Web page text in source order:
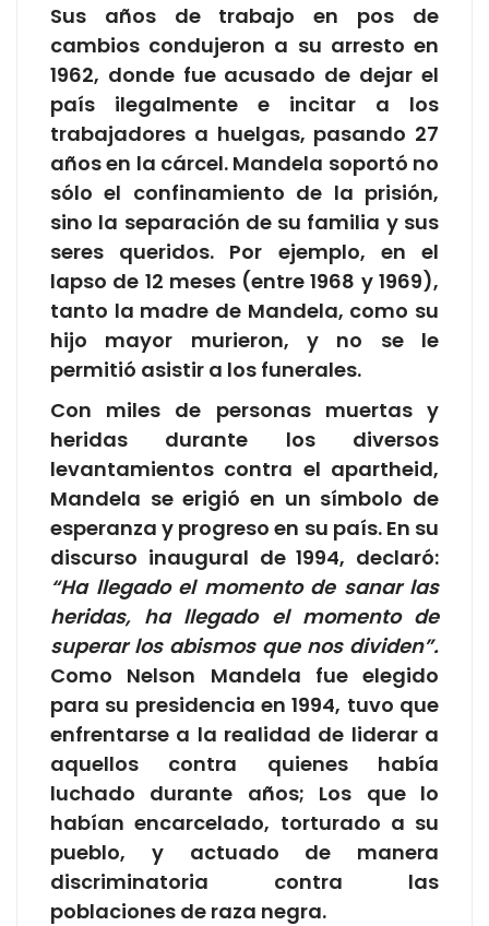
Sus años de trabajo en pos de
cambios condujeron a su arresto en
1962, donde fue acusado de dejar el
país ilegalmente e incitar a los
trabajadores a huelgas, pasando 27
años en la cárcel. Mandela soportó no
sólo el confinamiento de la prisión,
sino la separación de su familia y sus
seres queridos. Por ejemplo, en el
lapso de 12 meses (entre 1968 y 1969),
tanto la madre de Mandela, como su
hijo mayor murieron, y no se le
permitió asistir a los funerales.
Con miles de personas muertas y
heridas durante los diversos
levantamientos contra el apartheid,
Mandela se erigió en un símbolo de
esperanza y progreso en su país. En su
discurso inaugural de 1994, declaró:
“Ha llegado el momento de sanar las
heridas, ha llegado el momento de
superar los abismos que nos dividen”.
Como Nelson Mandela fue elegido
para su presidencia en 1994, tuvo que
enfrentarse a la realidad de liderar a
aquellos contra quienes había
luchado durante años; Los que lo
habían encarcelado, torturado a su
pueblo, y actuado de manera
discriminatoria contra las
poblaciones de raza negra.